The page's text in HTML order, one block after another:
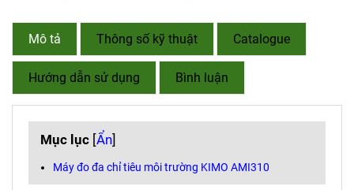
Mô tả Thông số kỹ thuật Catalogue
Hướng dẫn sử dụng Bình luận
Mục lục [Ẩn]
Máy đo đa chỉ tiêu môi trường KIMO AMI310